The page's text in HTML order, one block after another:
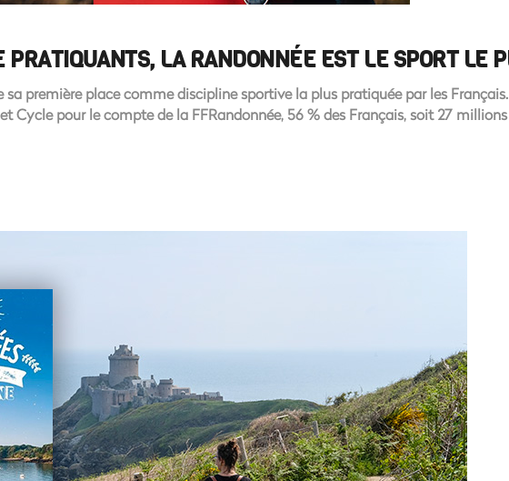
PRATIQUANTS, LA RANDONNÉE EST LE SPORT LE
première place comme discipline sportive la plus pratiquée par les
Cycle pour le compte de la FFRandonnée, 56 % des Français, soit 27 millions